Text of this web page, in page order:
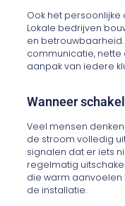
Ook het
Lokale bedrijven
en
communicatie, nette
aanpak van iedere
Wanneer
Veel mensen
de stroom volledig
signalen dat er iets
regelmatig
die warm aanvoelen
de installatie.